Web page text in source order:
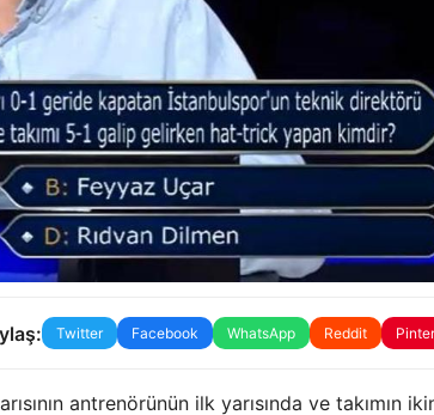
Twitter Facebook WhatsApp Reddit
antrenörünün ilk yarısında ve takımın